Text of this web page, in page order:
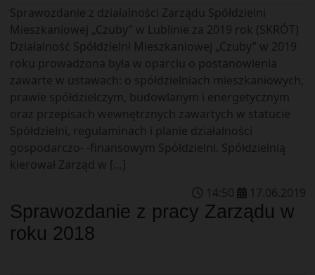
Sprawozdanie z działalności Zarządu Spółdzielni
Mieszkaniowej „Czuby” w Lublinie za 2019 rok (SKRÓT)
Działalność Spółdzielni Mieszkaniowej „Czuby” w 2019
roku prowadzona była w oparciu o postanowienia
zawarte w ustawach: o spółdzielniach mieszkaniowych,
prawie spółdzielczym, budowlanym i energetycznym
oraz przepisach wewnętrznych zawartych w statucie
Spółdzielni, regulaminach i planie działalności
gospodarczo- -finansowym Spółdzielni. Spółdzielnią
kierował Zarząd w […]
14:50 17.06.2019
Sprawozdanie z pracy Zarządu w
roku 2018